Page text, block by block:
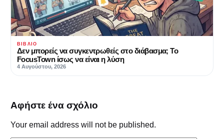
ΒΙΒΛΊΟ
Δεν μπορείς να συγκεντρωθείς στο διάβασμα; Το
FocusTown ίσως να είναι η λύση
4 Αυγούστου, 2026
Αφήστε ένα σχόλιο
Your email address will not be published.